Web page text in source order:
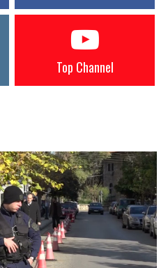
Top Channel